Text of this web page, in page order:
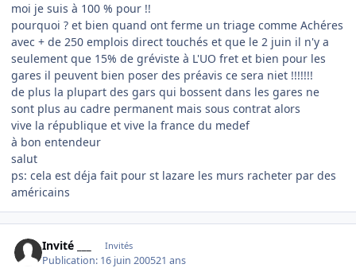
moi je suis à 100 % pour !!
pourquoi ? et bien quand ont ferme un triage comme Achéres
avec + de 250 emplois direct touchés et que le 2 juin il n'y a
seulement que 15% de gréviste à L'UO fret et bien pour les
gares il peuvent bien poser des préavis ce sera niet !!!!!!!
de plus la plupart des gars qui bossent dans les gares ne
sont plus au cadre permanent mais sous contrat alors
vive la république et vive la france du medef
à bon entendeur
salut
ps: cela est déja fait pour st lazare les murs racheter par des
américains
Invité ___ Invités
Publication: 16 juin 200521 ans